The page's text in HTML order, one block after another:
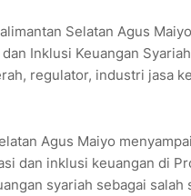
Selatan Agus
Inklusi Keuangan
regulator, industri jasa
Agus Maiyo
dan inklusi keuangan di
syariah sebagai salah